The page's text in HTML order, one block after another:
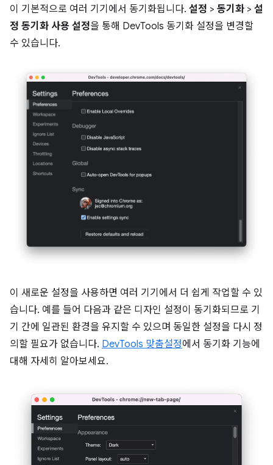
이 기본적으로 여러 기기에서 동기화됩니다. 설정 > 동기화 > 설
정 동기화 사용 설정을 통해 DevTools 동기화 설정을 변경할
수 있습니다.
이 새로운 설정을 사용하면 여러 기기에서 더 쉽게 작업할 수 있
습니다. 예를 들어 다음과 같은 디자인 설정이 동기화되므로 기
기 간에 일관된 환경을 유지할 수 있으며 동일한 설정을 다시 정
의할 필요가 없습니다. DevTools 맞춤설정에서 동기화 기능에
대해 자세히 알아보세요.